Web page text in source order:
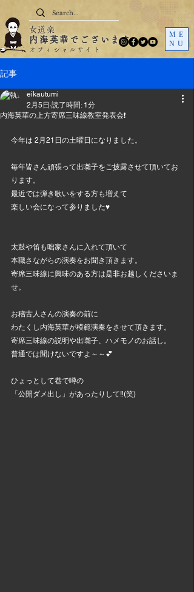
ME
NU
女道楽
内海英華でございます
オフィシャルサイト
記事
内海英華の上方寄席三味線教室発表会❗
eikautumi
2月5日 読了時間: 1分
今年は 2月21日の土曜日になりました。
毎年皆さん頑張って出囃子をご披露させて頂いてお
ります。
最近では弾き歌いをする方も増えて
楽しい会になって参りました♥️
太鼓や笛も咄家さんに入れて頂いて
本職さながらの演奏をお聞き頂きます。
寄席三味線に興味のある方は是非お越しくださいま
せ。
お稽古人さんの演奏の前に
わたくし内海英華が模範演奏をさせて頂きます。
寄席三味線の説明や出囃子、ハメモノのお話し。
普通では聞けないですよ～～💕
ひょっとして巷で噂の
「公開ダメ出し」があったりして‼️(笑)